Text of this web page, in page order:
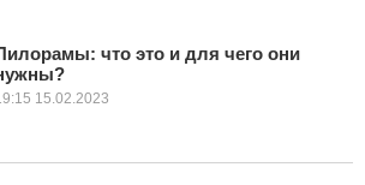
СТАТЬИ
что это и для чего они
15.02.2023